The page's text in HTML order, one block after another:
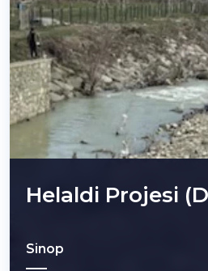
Helaldi Projesi
Sinop